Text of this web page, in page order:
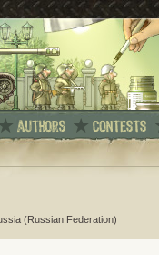
(Russian Federation)